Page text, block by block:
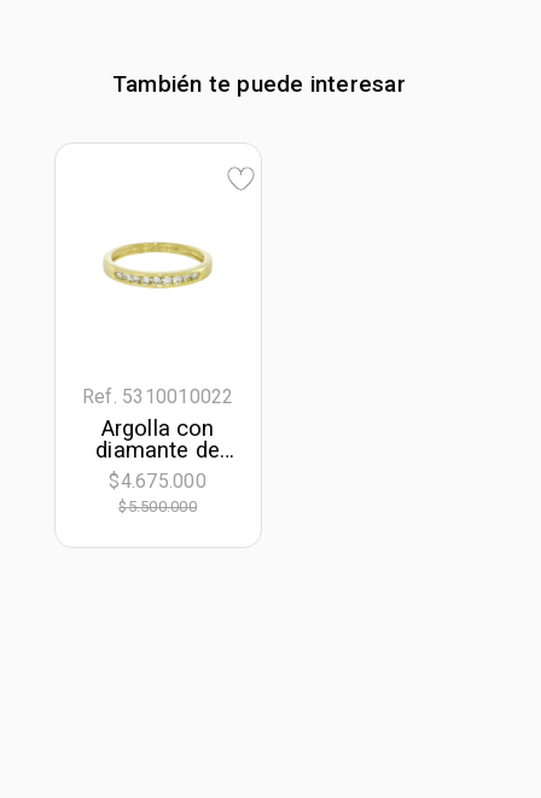
También te puede interesar
Ref. 5310010022
Argolla con
diamante de
laboratorio con
un peso total
de 0.20Ct, oro
$4.675.000
$5.500.000